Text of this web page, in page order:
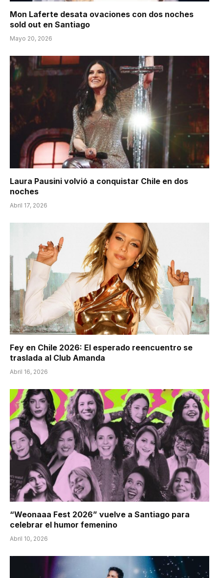
Mon Laferte desata ovaciones con dos noches
sold out en Santiago
Mayo 20, 2026
Laura Pausini volvió a conquistar Chile en dos
noches
Abril 17, 2026
Fey en Chile 2026: El esperado reencuentro se
traslada al Club Amanda
Abril 16, 2026
“Weonaaa Fest 2026” vuelve a Santiago para
celebrar el humor femenino
Abril 10, 2026